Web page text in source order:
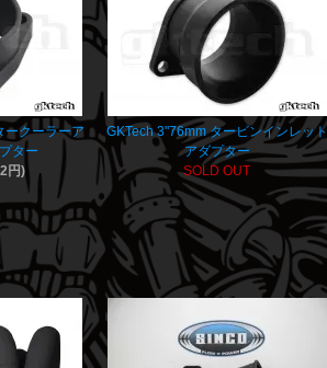
ークーラーア
ター
円)
GKTech 3"76mm タービンインレット
アダプター
SOLD OUT